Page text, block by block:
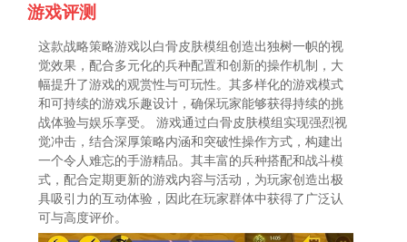
游戏评测
这款战略策略游戏以白骨皮肤模组创造出独树一帜的视
觉效果，配合多元化的兵种配置和创新的操作机制，大
幅提升了游戏的观赏性与可玩性。其多样化的游戏模式
和可持续的游戏乐趣设计，确保玩家能够获得持续的挑
战体验与娱乐享受。 游戏通过白骨皮肤模组实现强烈视
觉冲击，结合深厚策略内涵和突破性操作方式，构建出
一个令人难忘的手游精品。其丰富的兵种搭配和战斗模
式，配合定期更新的游戏内容与活动，为玩家创造出极
具吸引力的互动体验，因此在玩家群体中获得了广泛认
可与高度评价。